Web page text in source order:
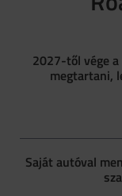
2027-től vége
megtartani,
Saját autóval